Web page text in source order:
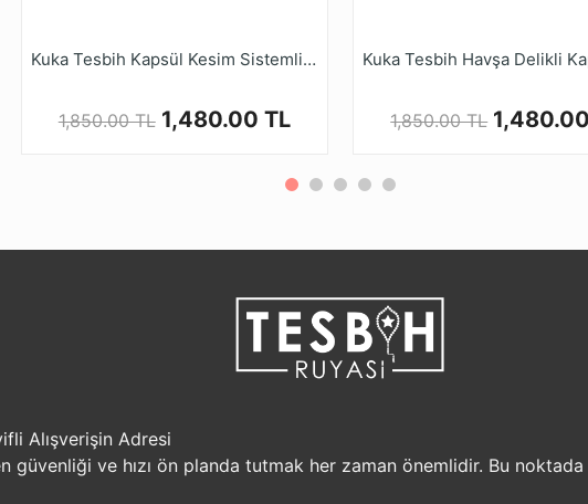
Kuka Tesbih Kapsül Kesim Sistemli Model
1,850.00 TL 1,480.00 TL 1,850.00 TL
Alışverişin Adresi
güvenliği ve hızı ön planda tutmak her zaman önemlidir. Bu